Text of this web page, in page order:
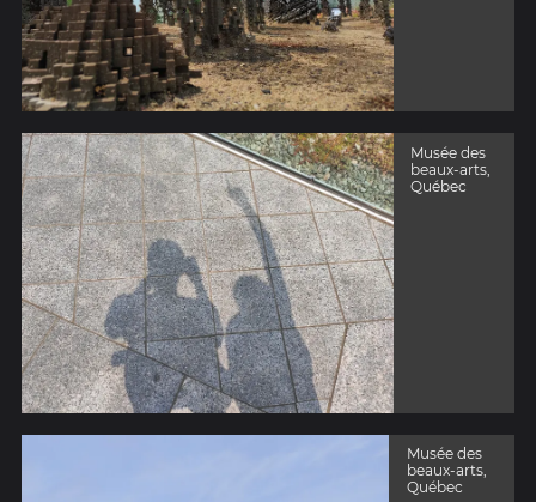
Musée des
beaux-arts,
Québec
Musée des
beaux-arts,
Québec